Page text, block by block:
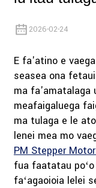
2026-02-24
E fa'atino e
seasea ona
ma fa'amatalaga
meafaigaluega
ma tulaga e le
lenei mea mo
PM Stepper
fua faatatau
faʻagaoioia lelei